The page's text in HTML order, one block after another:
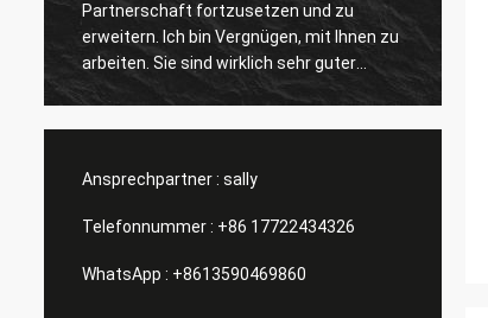
Partnerschaft fortzusetzen und zu
erweitern. Ich bin Vergnügen, mit Ihnen zu
arbeiten. Sie sind wirklich sehr guter
Fachmann und stützen uns ständig. Die
Ansprechpartner : sally
Telefonnummer : +86 17722434326
WhatsApp : +8613590469860